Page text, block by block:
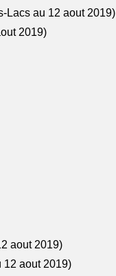
Lacs au 12 aout 2019)
2019)
aout 2019)
12 aout 2019)